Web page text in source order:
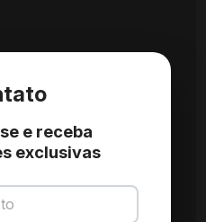
e receba
exclusivas